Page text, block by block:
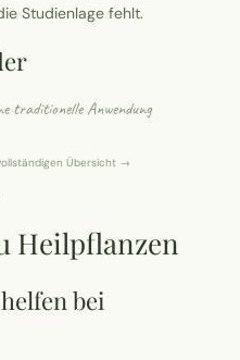
Studienlage fehlt.
traditionelle Anwendung
Übersicht →
Heilpflanzen
bei